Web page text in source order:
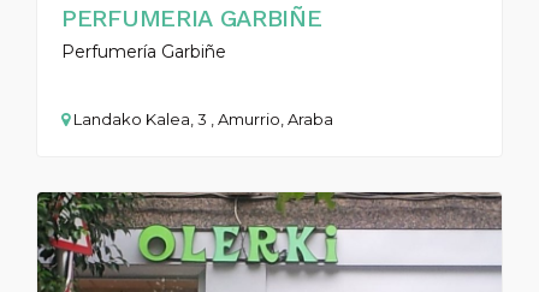
PERFUMERIA GARBIÑE
Perfumería Garbiñe
Landako Kalea, 3 , Amurrio, Araba